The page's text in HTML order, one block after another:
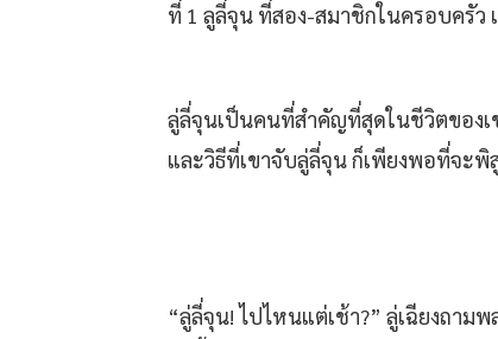
ที่ 1 ลูลี่จุน ที่สอง-สมาชิกในครอบครัว
ลู่ลี่จุนเป็นคนที่สำคัญที่สุดในชีวิตของเ
และวิธีที่เขาจับลู่ลี่จุน ก็เพียงพอที่จะพิ
“ลู่ลี่จุน! ไปไหนแต่เช้า?” ลู่เฉียงถาม